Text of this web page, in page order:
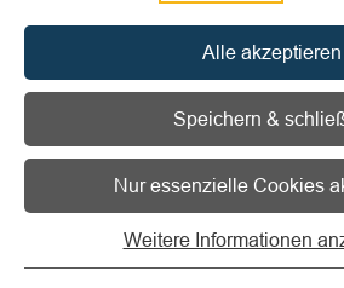
Alle akzeptieren
Speichern &
Nur essenzielle Cookies
Weitere Informationen
Das Fundament für
Sponsoring im
In der Sponsoringstrategie legt der
Rahmenbedingungen für seine